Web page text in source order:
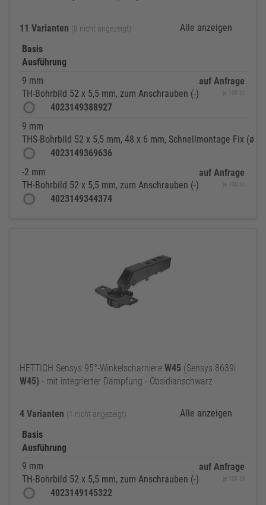
11 Varianten (8 nicht angezeigt)
Alle anzeigen
Basis
Ausführung
9 mm
TH-Bohrbild 52 x 5,5 mm, zum Anschrauben (-)
4023149388927
auf Anfrage
je 100 St
9 mm
THS-Bohrbild 52 x 5,5 mm, 48 x 6 mm, Schnellmontage Fix (ø
4023149369636
-2 mm
TH-Bohrbild 52 x 5,5 mm, zum Anschrauben (-)
4023149344374
auf Anfrage
je 100 St
HETTICH Sensys 95°-Winkelscharniere W45 (Sensys 8639i
W45) - mit integrierter Dämpfung - Obsidianschwarz
4 Varianten (1 nicht angezeigt)
Alle anzeigen
Basis
Ausführung
9 mm
TH-Bohrbild 52 x 5,5 mm, zum Anschrauben (-)
4023149145322
auf Anfrage
je 100 St